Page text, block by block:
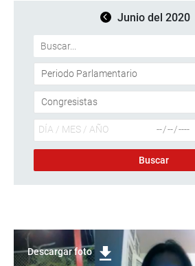
Junio del 2020
Descargar foto